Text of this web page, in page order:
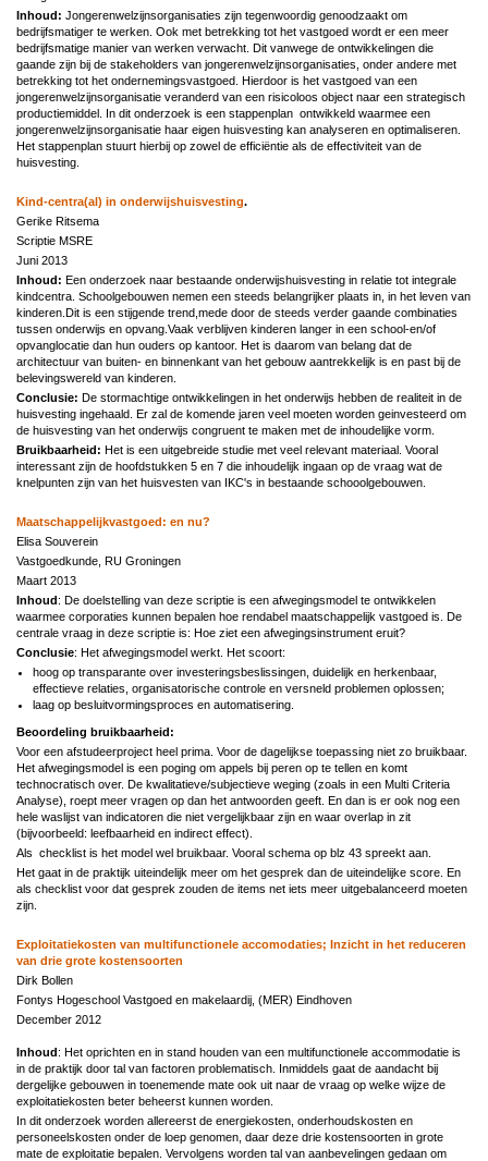
Inhoud: Jongerenwelzijnsorganisaties zijn tegenwoordig genoodzaakt om
bedrijfsmatiger te werken. Ook met betrekking tot het vastgoed wordt er een meer
bedrijfsmatige manier van werken verwacht. Dit vanwege de ontwikkelingen die
gaande zijn bij de stakeholders van jongerenwelzijnsorganisaties, onder andere met
betrekking tot het ondernemingsvastgoed. Hierdoor is het vastgoed van een
jongerenwelzijnsorganisatie veranderd van een risicoloos object naar een strategisch
productiemiddel. In dit onderzoek is een stappenplan ontwikkeld waarmee een
jongerenwelzijnsorganisatie haar eigen huisvesting kan analyseren en optimaliseren.
Het stappenplan stuurt hierbij op zowel de efficiëntie als de effectiviteit van de
huisvesting.
Kind-centra(al) in onderwijshuisvesting.
Gerike Ritsema
Scriptie MSRE
Juni 2013
Inhoud: Een onderzoek naar bestaande onderwijshuisvesting in relatie tot integrale
kindcentra. Schoolgebouwen nemen een steeds belangrijker plaats in, in het leven van
kinderen.Dit is een stijgende trend,mede door de steeds verder gaande combinaties
tussen onderwijs en opvang.Vaak verblijven kinderen langer in een school-en/of
opvanglocatie dan hun ouders op kantoor. Het is daarom van belang dat de
architectuur van buiten- en binnenkant van het gebouw aantrekkelijk is en past bij de
belevingswereld van kinderen.
Conclusie: De stormachtige ontwikkelingen in het onderwijs hebben de realiteit in de
huisvesting ingehaald. Er zal de komende jaren veel moeten worden geinvesteerd om
de huisvesting van het onderwijs congruent te maken met de inhoudelijke vorm.
Bruikbaarheid: Het is een uitgebreide studie met veel relevant materiaal. Vooral
interessant zijn de hoofdstukken 5 en 7 die inhoudelijk ingaan op de vraag wat de
knelpunten zijn van het huisvesten van IKC's in bestaande schooolgebouwen.
Maatschappelijkvastgoed: en nu?
Elisa Souverein
Vastgoedkunde, RU Groningen
Maart 2013
Inhoud: De doelstelling van deze scriptie is een afwegingsmodel te ontwikkelen
waarmee corporaties kunnen bepalen hoe rendabel maatschappelijk vastgoed is. De
centrale vraag in deze scriptie is: Hoe ziet een afwegingsinstrument eruit?
Conclusie: Het afwegingsmodel werkt. Het scoort:
hoog op transparante over investeringsbeslissingen, duidelijk en herkenbaar,
effectieve relaties, organisatorische controle en versneld problemen oplossen;
laag op besluitvormingsproces en automatisering.
Beoordeling bruikbaarheid:
Voor een afstudeerproject heel prima. Voor de dagelijkse toepassing niet zo bruikbaar.
Het afwegingsmodel is een poging om appels bij peren op te tellen en komt
technocratisch over. De kwalitatieve/subjectieve weging (zoals in een Multi Criteria
Analyse), roept meer vragen op dan het antwoorden geeft. En dan is er ook nog een
hele waslijst van indicatoren die niet vergelijkbaar zijn en waar overlap in zit
(bijvoorbeeld: leefbaarheid en indirect effect).
Als checklist is het model wel bruikbaar. Vooral schema op blz 43 spreekt aan.
Het gaat in de praktijk uiteindelijk meer om het gesprek dan de uiteindelijke score. En
als checklist voor dat gesprek zouden de items net iets meer uitgebalanceerd moeten
zijn.
Exploitatiekosten van multifunctionele accomodaties; Inzicht in het reduceren
van drie grote kostensoorten
Dirk Bollen
Fontys Hogeschool Vastgoed en makelaardij, (MER) Eindhoven
December 2012
Inhoud: Het oprichten en in stand houden van een multifunctionele accommodatie is
in de praktijk door tal van factoren problematisch. Inmiddels gaat de aandacht bij
dergelijke gebouwen in toenemende mate ook uit naar de vraag op welke wijze de
exploitatiekosten beter beheerst kunnen worden.
In dit onderzoek worden allereerst de energiekosten, onderhoudskosten en
personeelskosten onder de loep genomen, daar deze drie kostensoorten in grote
mate de exploitatie bepalen. Vervolgens worden tal van aanbevelingen gedaan om